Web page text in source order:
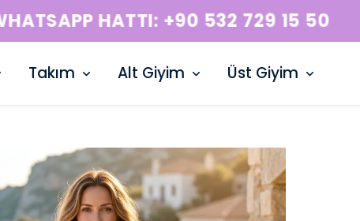
WHATSAPP HATTI: +90 532 729 15 50
Takım Alt Giyim Üst Giyim